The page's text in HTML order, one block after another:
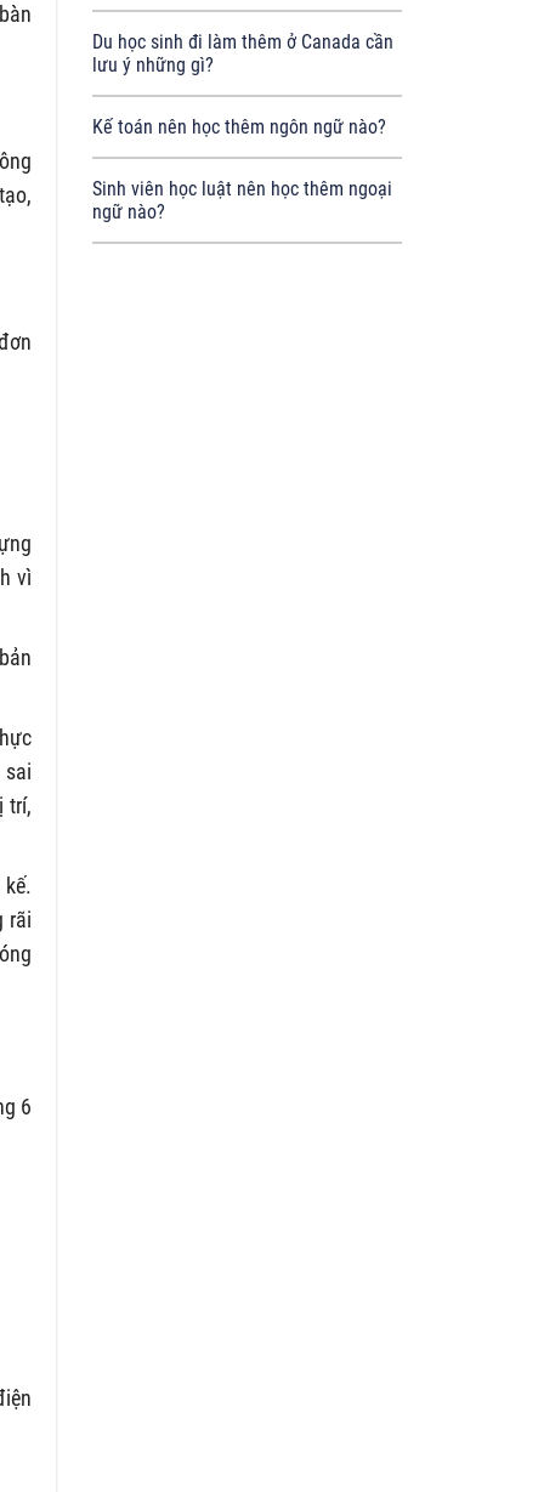
vì
sai
trí,
rãi
6
Du học sinh đi làm thêm ở Canada cần
lưu ý những gì?
Kế toán nên học thêm ngôn ngữ nào?
Sinh viên học luật nên học thêm ngoại
ngữ nào?